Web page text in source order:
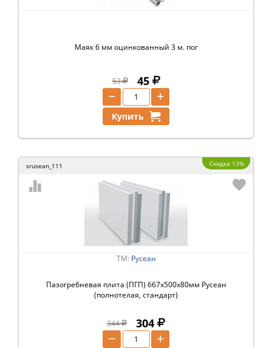
Маяк 6 мм оцинкованный 3 м. пог
53 45
+
−
Купить
srusean_111 Скидка 13%
ТМ: Русеан
Пазогребневая плита (ПГП) 667х500х80мм Русеан
(полнотелая, стандарт)
344 304
+
−